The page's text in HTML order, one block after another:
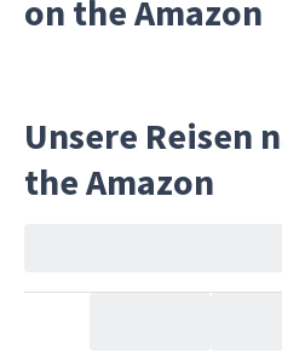
on the Amazon
Unsere Reisen
the Amazon